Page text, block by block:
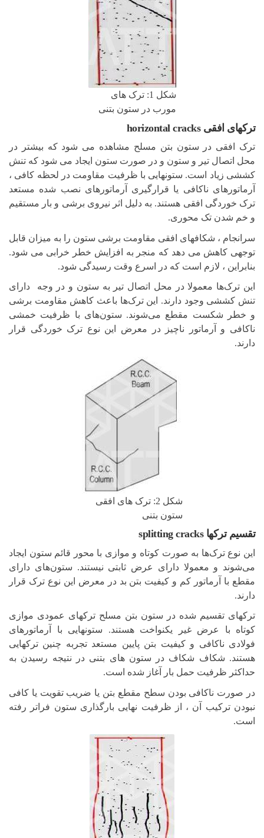
شکل 1: ترک های
مورب در ستون بتنی
ترکهای افقی horizontal cracks
ترک افقی در ستون بتن مسلح مشاهده می شود که بیشتر در
محل اتصال تیر و ستون و در صورت ستون ایجاد می شود که تنش
کششی زیاد است. ستونهایی با ظرفیت مقاومت در لحظه کافی ،
آرماتورهای ناکافی یا قرارگیری آرماتورهای نصب شده مستعد
ترک خوردگی افقی هستند. به دلیل اثر نیروی برشی و بار مستقیم
و خم شدن تک محوری.
سرانجام ، شکافهای افقی مقاومت برشی ستون را به میزان قابل
توجهی کاهش می دهد که منجر به افزایش خطر خرابی می شود.
بنابراین ، لازم است که در اسرع وقت رسیدگی شود.
این ترک‌ها معمولا در محل اتصال تیر به ستون و در وجه دارای
تنش کششی وجود دارند. این ترک‌ها باعث کاهش مقاومت برشی
و خطر شکست مقطع می‌شوند. ستون‌های با ظرفیت خمشی
ناکافی و آرماتور ناچیز در معرض این نوع ترک خوردگی قرار
دارند.
شکل 2: ترک های افقی
ستون بتنی
تقسیم ترکها splitting cracks
این نوع ترک‌ها به صورت کوتاه و موازی با محور قائم ستون ایجاد
می‌شوند و معمولا دارای عرض ثابتی نیستند. ستون‌های دارای
مقطع با آرماتور کم و کیفیت بتن بد در معرض این نوع ترک قرار
دارند.
ترکهای تقسیم شده در ستون بتن مسلح ترکهای عمودی موازی
کوتاه با عرض غیر یکنواخت هستند. ستونهایی با آرماتورهای
فولادی ناکافی و کیفیت بتن پایین مستعد تجربه چنین ترکهایی
هستند. شکاف شکاف در ستون های بتنی در نتیجه رسیدن به
حداکثر ظرفیت حمل بار آغاز شده است.
در صورت ناکافی بودن سطح مقطع بتن یا ضریب تقویت یا کافی
نبودن ترکیب آن ، از ظرفیت نهایی بارگذاری ستون فراتر رفته
است.